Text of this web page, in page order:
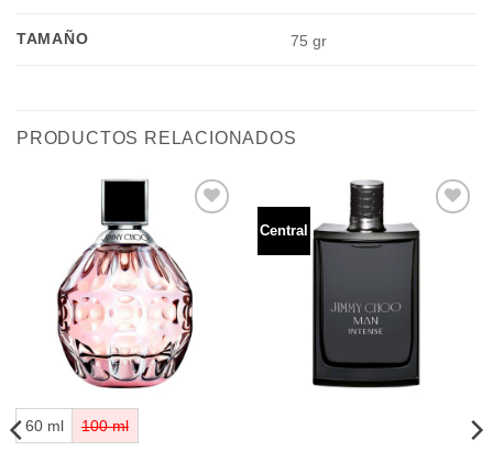
TAMAÑO 75 gr
PRODUCTOS RELACIONADOS
deseos
60 ml 100 ml
Central